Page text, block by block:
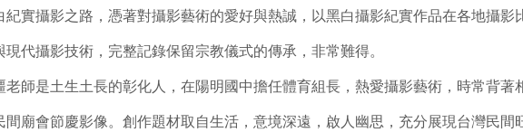
紀實攝影之路，憑著對攝影藝術的愛好與熱誠，以黑白攝影紀實作品在各地攝影
現代攝影技術，完整記錄保留宗教儀式的傳承，非常難得。
老師是土生土長的彰化人，在陽明國中擔任體育組長，熱愛攝影藝術，時常背著
間廟會節慶影像。創作題材取自生活，意境深遠，啟人幽思，充分展現台灣民間